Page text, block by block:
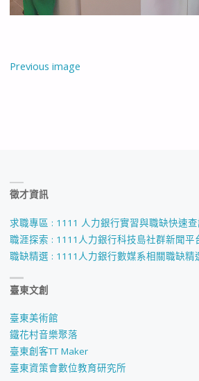
Previous image
徵才資訊
求職專區 : 1111 人力銀行實習與職缺快速
職涯探索 : 1111人力銀行科技島社群新聞平
職缺精選 : 1111人力銀行數媒系相關職缺精
臺東文創
臺東美術館
鐵花村音樂聚落
臺東創客TT Maker
臺東資策會數位教育研究所